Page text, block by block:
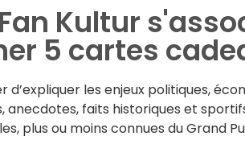
Kultur
5 cartes
d’expliquer les enjeux politiques,
faits historiques et
plus ou moins connues du Grand